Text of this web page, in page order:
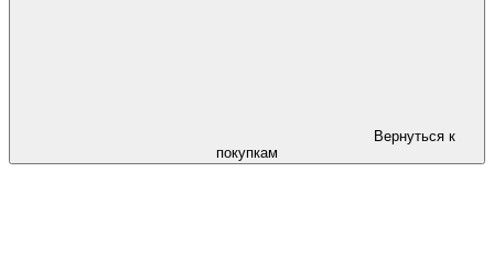
Вернуться к
покупкам